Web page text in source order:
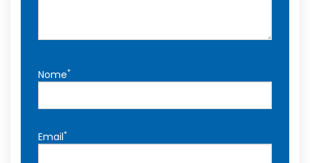
Nome*
Email*